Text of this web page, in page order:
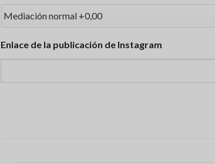
Enlace de la publicación de Instagram